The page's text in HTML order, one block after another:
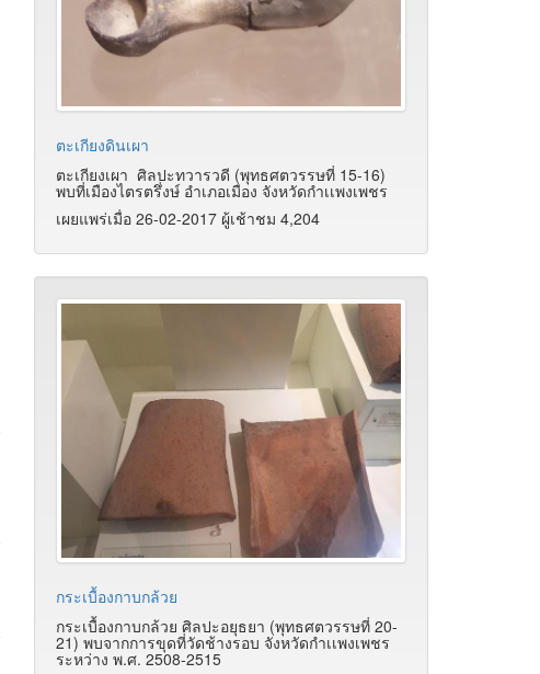
ตะเกียงดินเผา
ตะเกียงเผา ศิลปะทวารวดี (พุทธศตวรรษที่ 15-16)
พบที่เมืองไตรตรึ่งษ์ อำเภอเมือง จังหวัดกำเเพงเพชร
เผยแพร่เมื่อ 26-02-2017 ผู้เช้าชม 4,204
กระเบื้องกาบกล้วย
กระเบื้องกาบกล้วย ศิลปะอยุธยา (พุทธศตวรรษที่ 20-
21) พบจากการขุดที่วัดช้างรอบ จังหวัดกำเเพงเพชร
ระหว่าง พ.ศ. 2508-2515